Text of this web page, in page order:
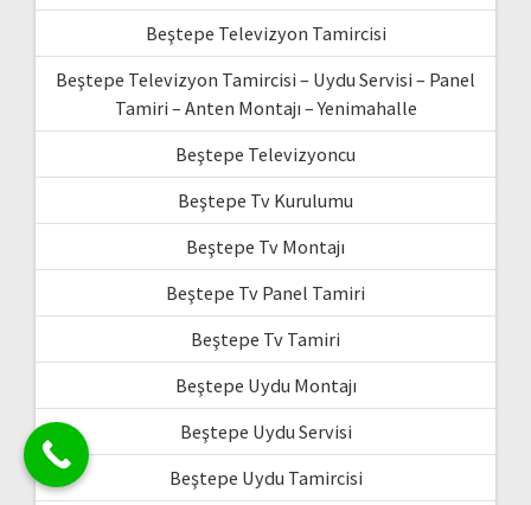
Beştepe Televizyon Tamircisi
Beştepe Televizyon Tamircisi – Uydu Servisi – Panel
Tamiri – Anten Montajı – Yenimahalle
Beştepe Televizyoncu
Beştepe Tv Kurulumu
Beştepe Tv Montajı
Beştepe Tv Panel Tamiri
Beştepe Tv Tamiri
Beştepe Uydu Montajı
Beştepe Uydu Servisi
Beştepe Uydu Tamircisi